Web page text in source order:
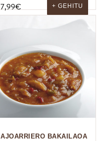
7,99€ + GEHITU
AJOARRIERO BAKAILAOA